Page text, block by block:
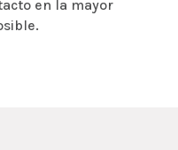
en la mayor